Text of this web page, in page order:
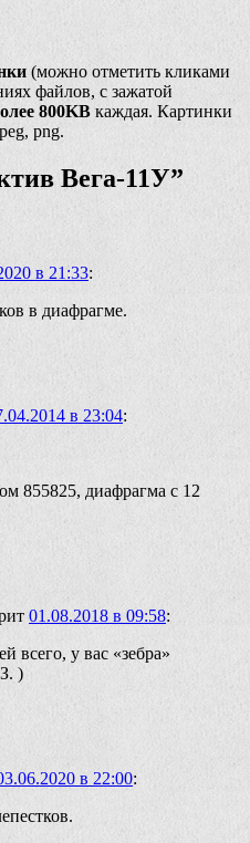
(можно отметить кликами
файлов, с зажатой
800KB каждая. Картинки
png.
Вега-11У”
в 21:33:
в диафрагме.
в 23:04:
855825, диафрагма с 12
01.08.2018 в 09:58:
всего, у вас «зебра»
)
в 22:00: